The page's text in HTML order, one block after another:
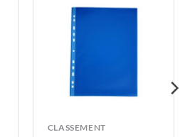
CLASSEMENT